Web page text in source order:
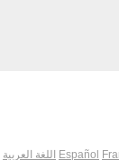
اللغة العربية Español